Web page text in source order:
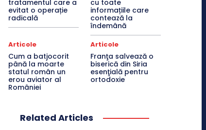
tratamentul care a
evitat o operație
radicală
cu toate
informațiile care
contează la
îndemână
Articole
Cum a batjocorit
până la moarte
statul român un
erou aviator al
României
Articole
Franţa salvează o
biserică din Siria
esenţială pentru
ortodoxie
Related Articles